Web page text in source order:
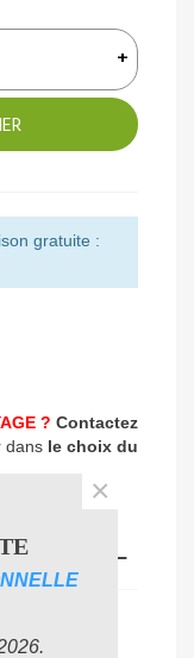
+
gratuite :
? Contactez
dans le choix du
×